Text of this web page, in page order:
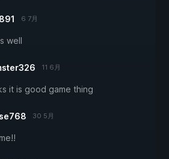
6 7月
well
11 6月
it is good game thing
30 5月